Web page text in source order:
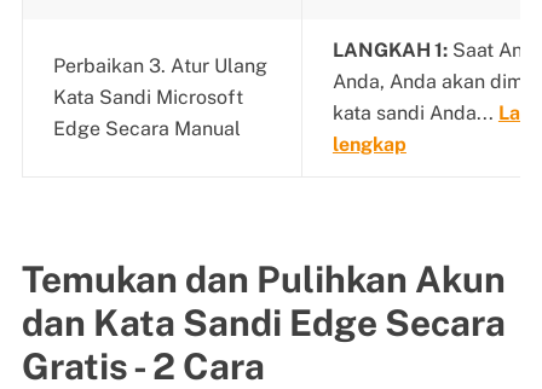
Perbaikan 3. Atur Ulang
Kata Sandi Microsoft
Edge Secara Manual
LANGKAH 1:Saat
Anda, Anda akan
kata sandi Anda...
lengkap
Temukan dan Pulihkan Akun
dan Kata Sandi Edge Secara
Gratis - 2 Cara